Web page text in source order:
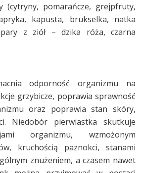
(cytryny, pomarańcze, grejpfruty,
kapusta, brukselka, natka
z ziół – dzika róża, czarna
odporność organizmu na
grzybicze, poprawia sprawność
oraz poprawia stan skóry,
Niedobór pierwiastka skutkuje
organizmu, wzmożonym
kruchością paznokci, stanami
znużeniem, a czasem nawet